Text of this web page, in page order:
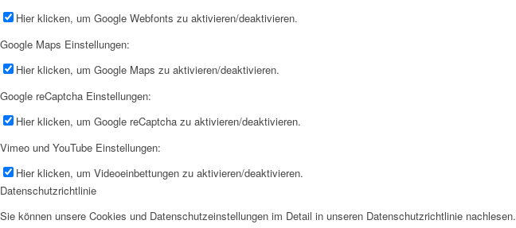
Hier klicken, um Google Webfonts zu aktivieren/deaktivieren.
Google Maps Einstellungen:
Hier klicken, um Google Maps zu aktivieren/deaktivieren.
Google reCaptcha Einstellungen:
Hier klicken, um Google reCaptcha zu aktivieren/deaktivieren.
Vimeo und YouTube Einstellungen:
Hier klicken, um Videoeinbettungen zu aktivieren/deaktivieren.
Datenschutzrichtlinie
Sie können unsere Cookies und Datenschutzeinstellungen im Detail in unseren Datenschutzrichtlinie nachlesen.